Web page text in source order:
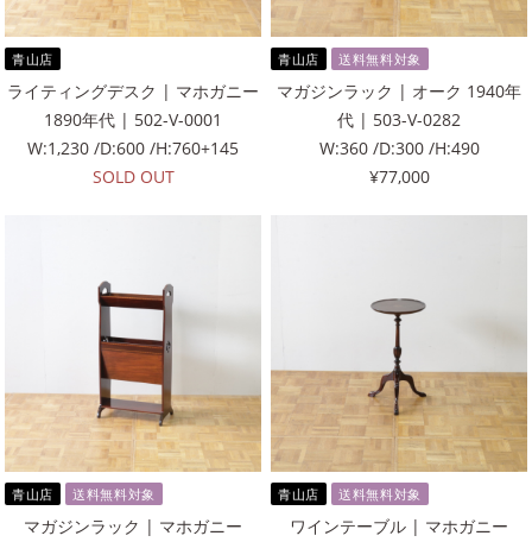
青山店
ライティングデスク | マホガニー
1890年代 | 502-V-0001
W:1,230 /D:600 /H:760+145
SOLD OUT
青山店 送料無料対象
マガジンラック | オーク 1940年
代 | 503-V-0282
W:360 /D:300 /H:490
¥77,000
青山店 送料無料対象
マガジンラック | マホガニー
青山店 送料無料対象
ワインテーブル | マホガニー